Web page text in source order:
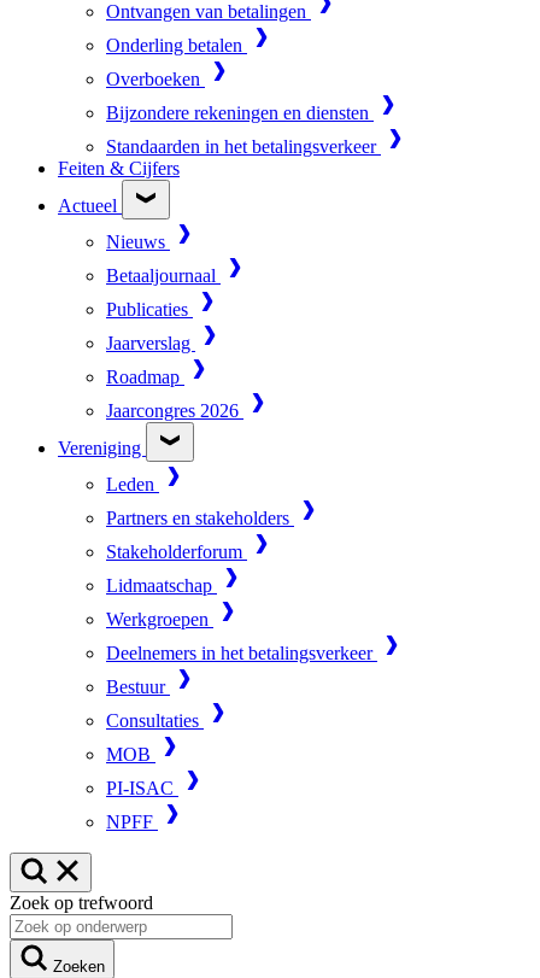
Ontvangen van betalingen
Onderling betalen
Overboeken
Bijzondere rekeningen en diensten
Standaarden in het betalingsverkeer
Feiten & Cijfers
Actueel
Nieuws
Betaaljournaal
Publicaties
Jaarverslag
Roadmap
Jaarcongres 2026
Vereniging
Leden
Partners en stakeholders
Stakeholderforum
Lidmaatschap
Werkgroepen
Deelnemers in het betalingsverkeer
Bestuur
Consultaties
MOB
PI-ISAC
NPFF
Zoek op trefwoord
Zoeken